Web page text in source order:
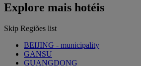
Explore mais hotéis
Skip Regiões list
BEIJING - municipality
GANSU
GUANGDONG